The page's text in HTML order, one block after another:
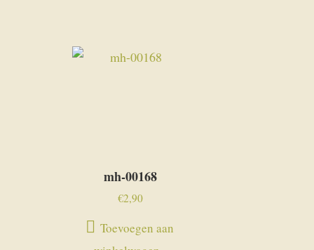
mh-00168
€2,90
Toevoegen aan